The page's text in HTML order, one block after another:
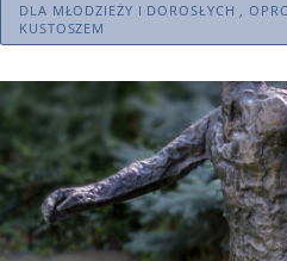
DLA MŁODZIEŻY I DOROSŁYCH ,
KUSTOSZEM